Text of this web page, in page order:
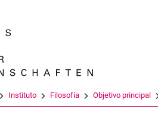
Instituto Filosofía Objetivo principal